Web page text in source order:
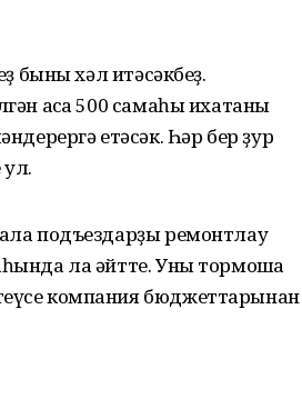
быны хәл итәсәкбеҙ.
аҡса 500 самаһы ихатаны
етәсәк. Һәр бер ҙур
подъездарҙы ремонтлау
ла әйтте. Уны тормошҡа
компания бюджеттарынан